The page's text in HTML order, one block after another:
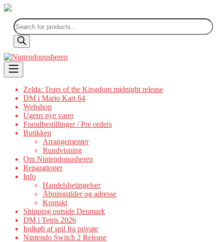
Products
search
Skip
to
content
Zelda: Tears of the Kingdom midnight release
DM i Mario Kart 64
Webshop
Ugens nye varer
Forudbestillinger / Pre orders
Butikken
Arrangementer
Rundvisning
Om Nintendopusheren
Reparationer
Info
Handelsbetingelser
Åbningstider og adresse
Kontakt
Shipping outside Denmark
DM i Tetris 2026
Indkøb af spil fra private
Nintendo Switch 2 Release